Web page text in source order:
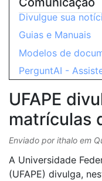
UFAPE
matrículas
Enviado porithalo em
A Universidade
(UFAPE) divulga,
Divulgue sua
Guias e Manuais
Modelos de
PerguntAI -